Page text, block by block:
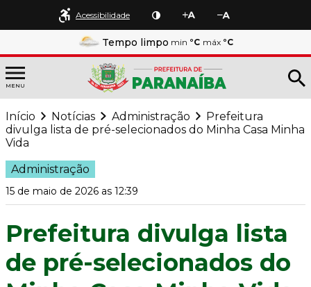
Acessibilidade
Tempo limpo min °C máx °C
MENU
Início Notícias Administração
Prefeitura
divulga lista de pré-selecionados do Minha Casa Minha
Vida
Administração
15 de maio de 2026 as 12:39
Prefeitura divulga lista
de pré-selecionados do